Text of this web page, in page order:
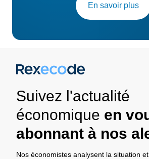
En savoir plus
Suivez l'actualité
économique en
abonnant à nos
Nos économistes analysent la situation